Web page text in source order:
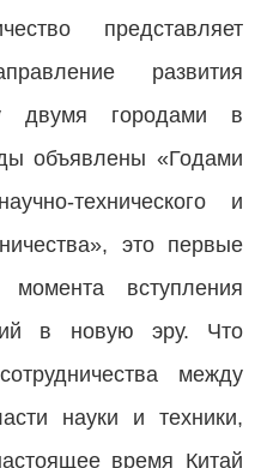
представляет
развития
двумя городами в
объявлены «Годами
технического и
это первые
вступления
в новую эру. Что
между
науки и техники,
время Китай